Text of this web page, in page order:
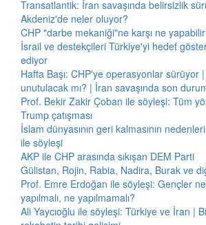
Transatlantik: İran savaşında belirsizlik
Akdeniz'de neler oluyor?
CHP "darbe mekaniği"ne karşı ne
İsrail ve destekçileri Türkiye'yi hedef
ediyor
Hafta Başı: CHP'ye operasyonlar sürüyor |
unutulacak mı? | İran savaşında son
Prof. Bekir Zakir Çoban ile söyleşi: Tüm
Trump çatışması
İslam dünyasının geri kalmasının
ile söyleşi
AKP ile CHP arasında sıkışan DEM Parti
Gülistan, Rojin, Rabia, Nadira, Burak ve
Prof. Emre Erdoğan ile söyleşi: Gençler
yapılmalı, ne yapılmamalı?
Ali Yaycıoğlu ile söyleşi: Türkiye ve İran |